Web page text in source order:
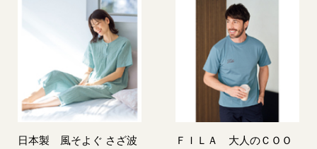
けど少しごわつく。その後に見
つけたこれが一番好き。色だけ
もう少し何とかして欲しい。
買いましたが酷暑の夏は涼しく
こればかり着ています。毎年チ
ェックしていますがなかなか出
てきませんので ぜひ再販を強
く希望いたします。よろしくお
願いいたします
日本製 風そよぐ さざ波
ＦＩＬＡ 大人のＣＯＯ